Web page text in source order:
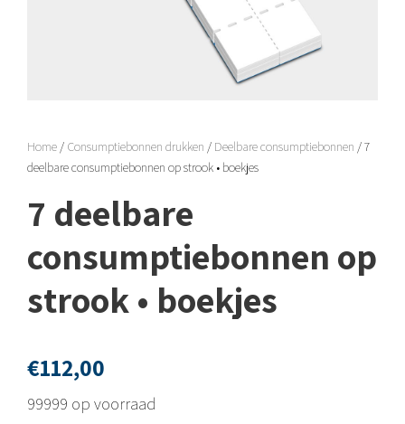
Home / Consumptiebonnen drukken / Deelbare consumptiebonnen / 7
deelbare consumptiebonnen op strook • boekjes
7 deelbare
consumptiebonnen op
strook • boekjes
€112,00
99999 op voorraad